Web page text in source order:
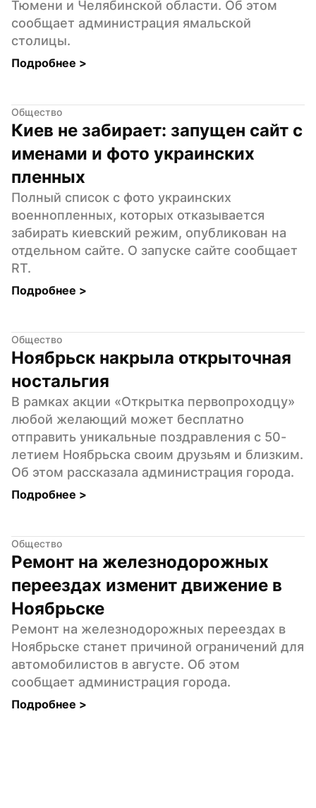
Тюмени и Челябинской области. Об этом
сообщает администрация ямальской
столицы.
Подробнее >
Общество
Киев не забирает: запущен сайт с
именами и фото украинских
пленных
Полный список с фото украинских
военнопленных, которых отказывается
забирать киевский режим, опубликован на
отдельном сайте. О запуске сайте сообщает
RT.
Подробнее >
Общество
Ноябрьск накрыла открыточная
ностальгия
В рамках акции «Открытка первопроходцу»
любой желающий может бесплатно
отправить уникальные поздравления с 50-
летием Ноябрьска своим друзьям и близким.
Об этом рассказала администрация города.
Подробнее >
Общество
Ремонт на железнодорожных
переездах изменит движение в
Ноябрьске
Ремонт на железнодорожных переездах в
Ноябрьске станет причиной ограничений для
автомобилистов в августе. Об этом
сообщает администрация города.
Подробнее >